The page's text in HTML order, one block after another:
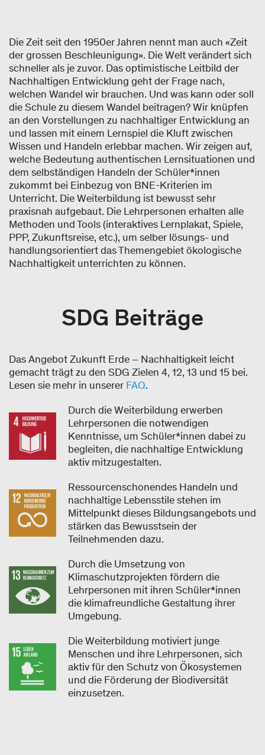
Die Zeit seit den 1950er Jahren nennt man auch «Zeit
der grossen Beschleunigung». Die Welt verändert sich
schneller als je zuvor. Das optimistische Leitbild der
Nachhaltigen Entwicklung geht der Frage nach,
welchen Wandel wir brauchen. Und was kann oder soll
die Schule zu diesem Wandel beitragen? Wir knüpfen
an den Vorstellungen zu nachhaltiger Entwicklung an
und lassen mit einem Lernspiel die Kluft zwischen
Wissen und Handeln erlebbar machen. Wir zeigen auf,
welche Bedeutung authentischen Lernsituationen und
dem selbständigen Handeln der Schüler*innen
zukommt bei Einbezug von BNE-Kriterien im
Unterricht. Die Weiterbildung ist bewusst sehr
praxisnah aufgebaut. Die Lehrpersonen erhalten alle
Methoden und Tools (interaktives Lernplakat, Spiele,
PPP, Zukunftsreise, etc.), um selber lösungs- und
handlungsorientiert das Themengebiet ökologische
Nachhaltigkeit unterrichten zu können.
SDG Beiträge
Das Angebot Zukunft Erde – Nachhaltigkeit leicht
gemacht trägt zu den SDG Zielen 4, 12, 13 und 15 bei.
Lesen sie mehr in unserer FAQ.
Durch die Weiterbildung erwerben
Lehrpersonen die notwendigen
Kenntnisse, um Schüler*innen dabei zu
begleiten, die nachhaltige Entwicklung
aktiv mitzugestalten.
Ressourcenschonendes Handeln und
nachhaltige Lebensstile stehen im
Mittelpunkt dieses Bildungsangebots und
stärken das Bewusstsein der
Teilnehmenden dazu.
Durch die Umsetzung von
Klimaschutzprojekten fördern die
Lehrpersonen mit ihren Schüler*innen
die klimafreundliche Gestaltung ihrer
Umgebung.
Die Weiterbildung motiviert junge
Menschen und ihre Lehrpersonen, sich
aktiv für den Schutz von Ökosystemen
und die Förderung der Biodiversität
einzusetzen.